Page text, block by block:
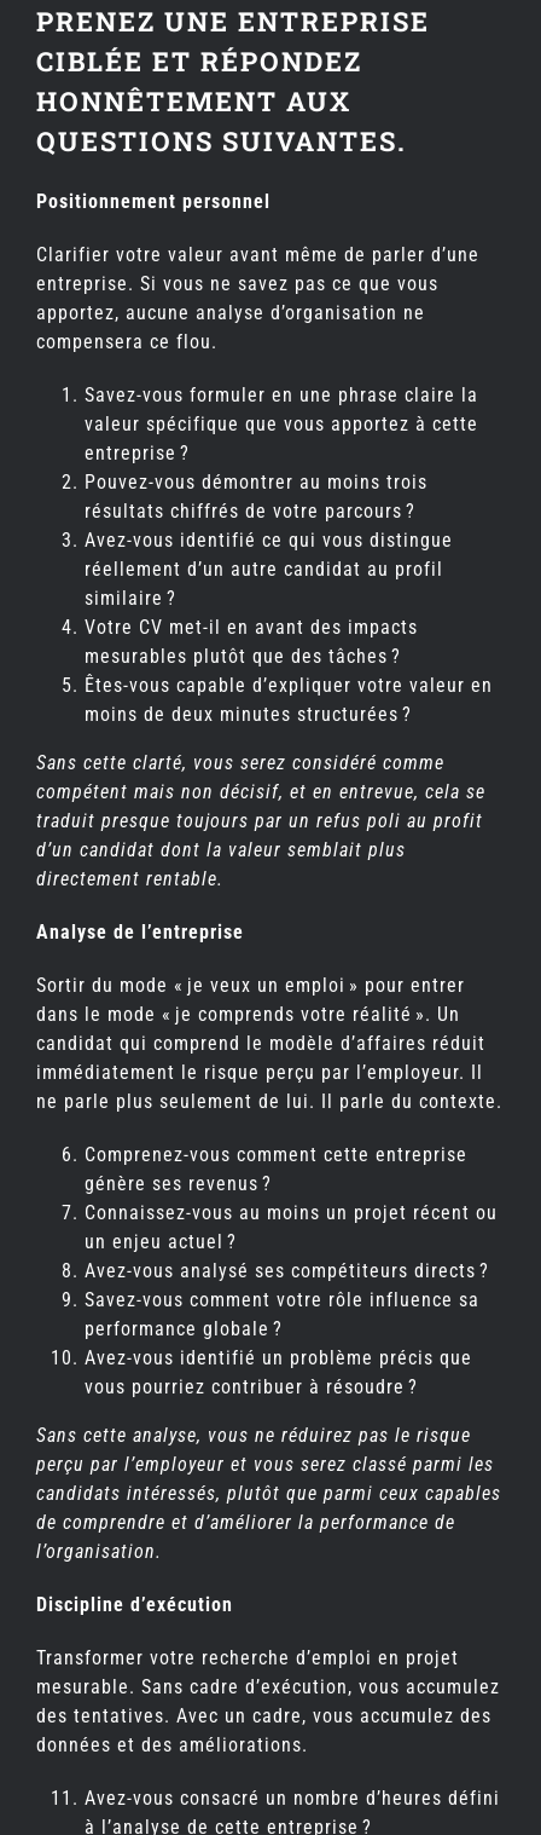
PRENEZ UNE ENTREPRISE
CIBLÉE ET RÉPONDEZ
HONNÊTEMENT AUX
QUESTIONS SUIVANTES.
Positionnement personnel
Clarifier votre valeur avant même de parler d’une
entreprise. Si vous ne savez pas ce que vous
apportez, aucune analyse d’organisation ne
compensera ce flou.
Savez-vous formuler en une phrase claire la
valeur spécifique que vous apportez à cette
entreprise ?
Pouvez-vous démontrer au moins trois
résultats chiffrés de votre parcours ?
Avez-vous identifié ce qui vous distingue
réellement d’un autre candidat au profil
similaire ?
Votre CV met-il en avant des impacts
mesurables plutôt que des tâches ?
Êtes-vous capable d’expliquer votre valeur en
moins de deux minutes structurées ?
Sans cette clarté, vous serez considéré comme
compétent mais non décisif, et en entrevue, cela se
traduit presque toujours par un refus poli au profit
d’un candidat dont la valeur semblait plus
directement rentable.
Analyse de l’entreprise
Sortir du mode « je veux un emploi » pour entrer
dans le mode « je comprends votre réalité ». Un
candidat qui comprend le modèle d’affaires réduit
immédiatement le risque perçu par l’employeur. Il
ne parle plus seulement de lui. Il parle du contexte.
Comprenez-vous comment cette entreprise
génère ses revenus ?
Connaissez-vous au moins un projet récent ou
un enjeu actuel ?
Avez-vous analysé ses compétiteurs directs ?
Savez-vous comment votre rôle influence sa
performance globale ?
Avez-vous identifié un problème précis que
vous pourriez contribuer à résoudre ?
Sans cette analyse, vous ne réduirez pas le risque
perçu par l’employeur et vous serez classé parmi les
candidats intéressés, plutôt que parmi ceux capables
de comprendre et d’améliorer la performance de
l’organisation.
Discipline d’exécution
Transformer votre recherche d’emploi en projet
mesurable. Sans cadre d’exécution, vous accumulez
des tentatives. Avec un cadre, vous accumulez des
données et des améliorations.
Avez-vous consacré un nombre d’heures défini
à l’analyse de cette entreprise ?